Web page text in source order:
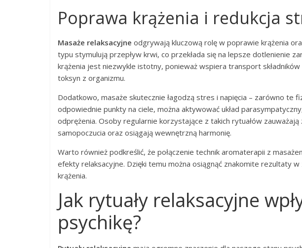
Poprawa krążenia i redukcja
Masaże relaksacyjne odgrywają kluczową rolę w poprawie krążenia
typu stymulują przepływ krwi, co przekłada się na lepsze dotlenienie
krążenia jest niezwykle istotny, ponieważ wspiera transport składników
toksyn z organizmu.
Dodatkowo, masaże skutecznie łagodzą stres i napięcia – zarówno te
odpowiednie punkty na ciele, można aktywować układ
odprężenia. Osoby regularnie korzystające z takich rytuałów
samopoczucia oraz osiągają wewnętrzną harmonię.
Warto również podkreślić, że połączenie technik aromaterapii z
efekty relaksacyjne. Dzięki temu można osiągnąć znakomite rezultaty
krążenia.
Jak rytuały relaksacyjne
psychikę?